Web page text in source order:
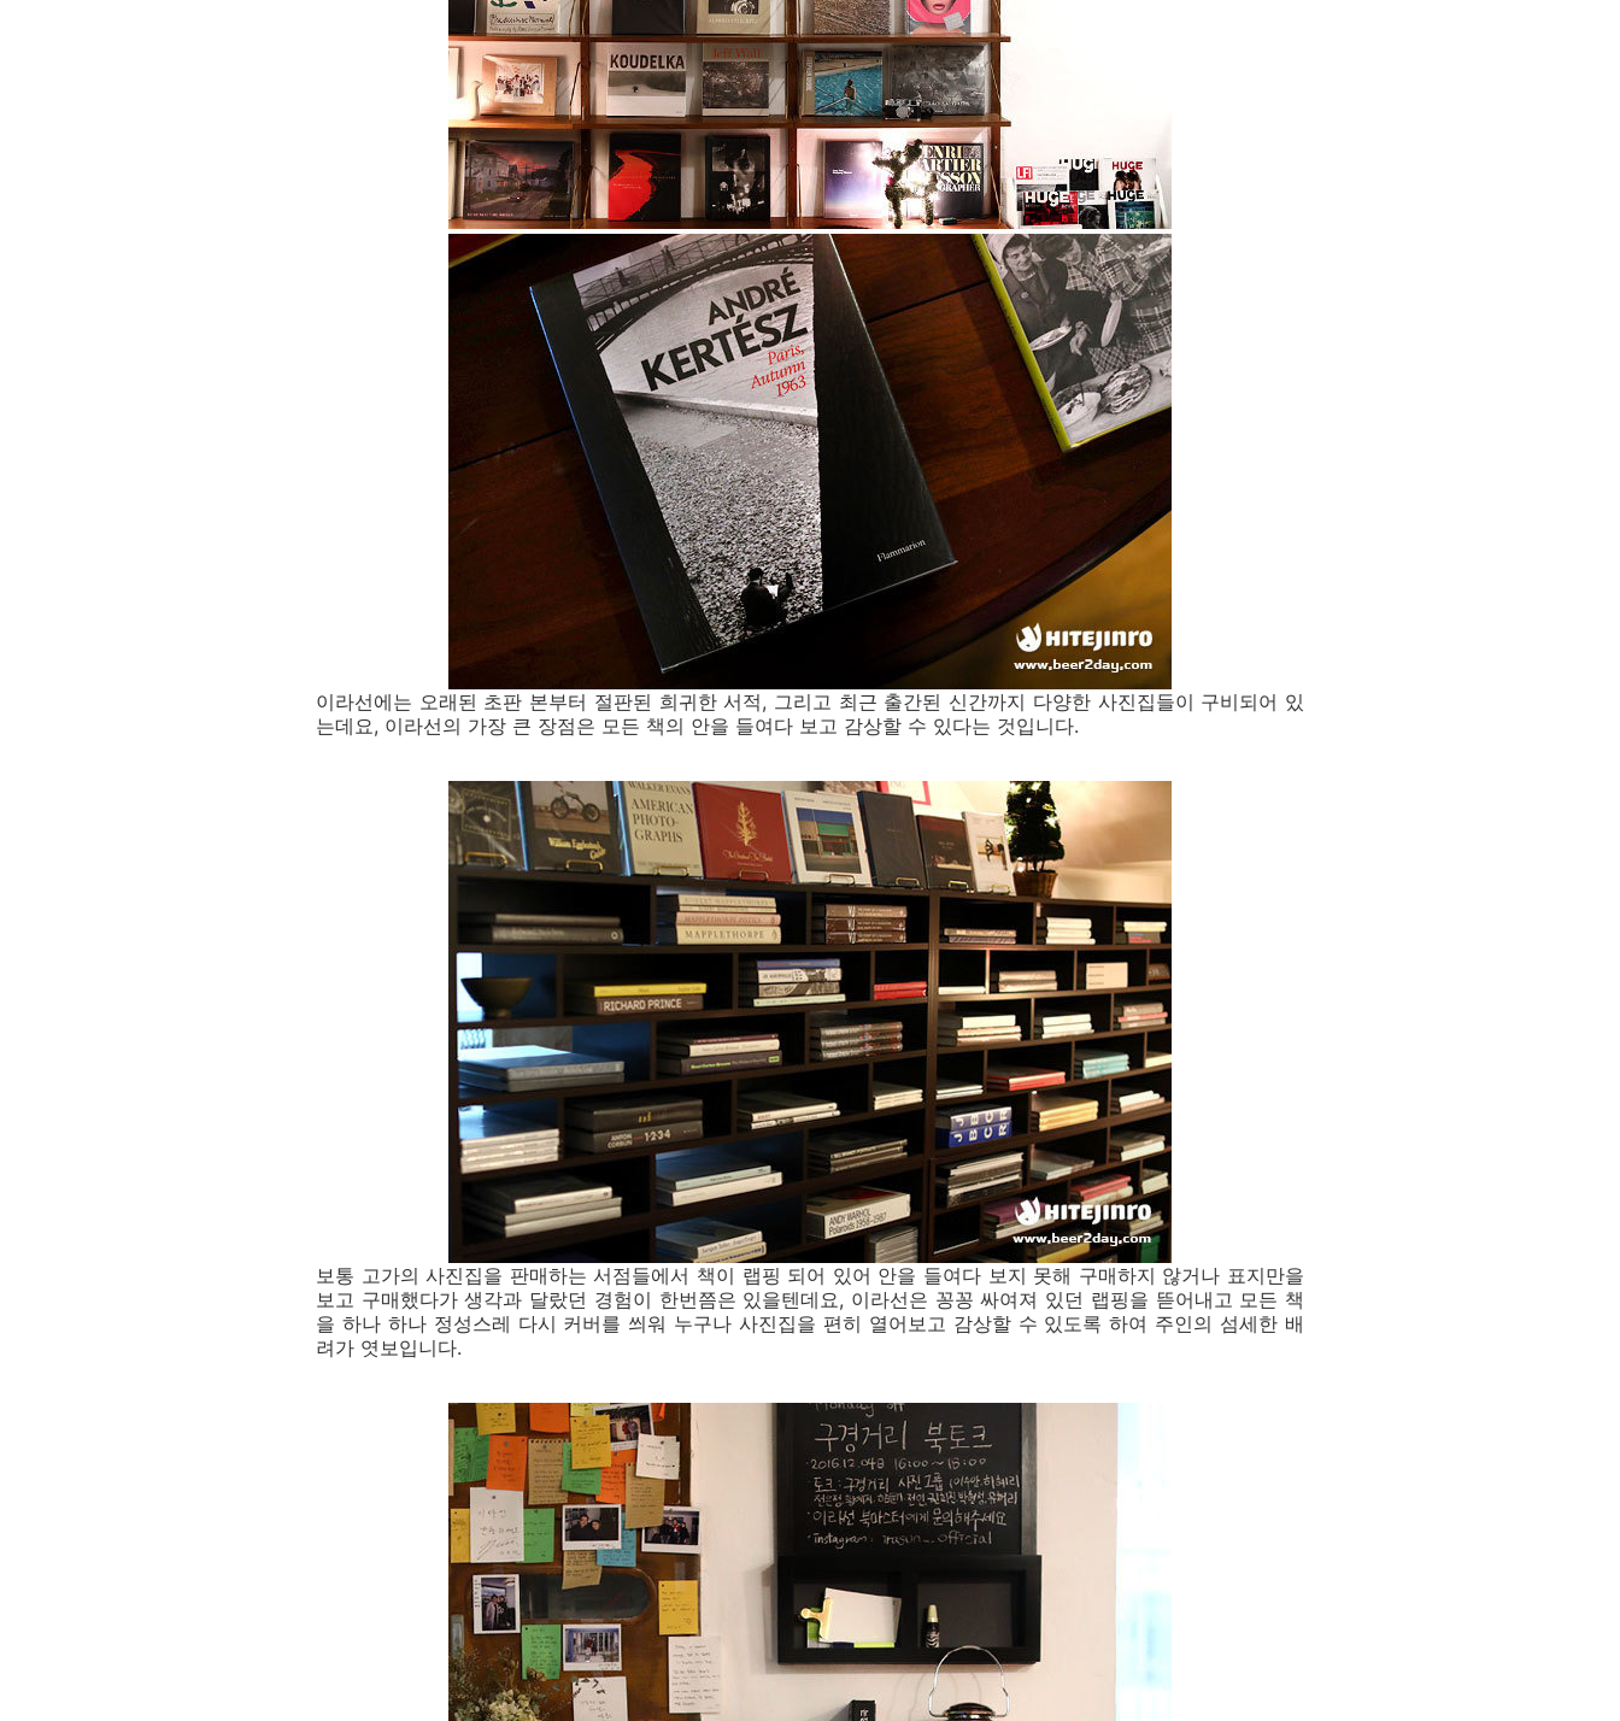
이라선에는 오래된 초판 본부터 절판된 희귀한 서적, 그리고 최근 출간된 신간까지 다양한 사진집들이 구비되어 있
는데요, 이라선의 가장 큰 장점은 모든 책의 안을 들여다 보고 감상할 수 있다는 것입니다.
보통 고가의 사진집을 판매하는 서점들에서 책이 랩핑 되어 있어 안을 들여다 보지 못해 구매하지 않거나 표지만을
보고 구매했다가 생각과 달랐던 경험이 한번쯤은 있을텐데요, 이라선은 꽁꽁 싸여져 있던 랩핑을 뜯어내고 모든 책
을 하나 하나 정성스레 다시 커버를 씌워 누구나 사진집을 편히 열어보고 감상할 수 있도록 하여 주인의 섬세한 배
려가 엿보입니다.